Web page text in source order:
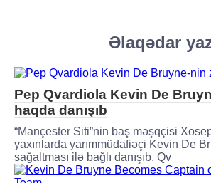
Əlaqədar
Pep Qvardiola Kevin De
haqda danışıb
“Mançester Siti”nin baş məşqçisi
yaxınlarda yarımmüdafiəçi Kevin De
sağaltması ilə bağlı danışıb. Qv